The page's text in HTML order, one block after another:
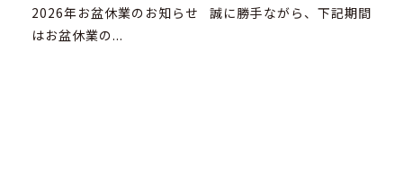
2026年お盆休業のお知らせ 誠に勝手ながら、下記期間
はお盆休業の...